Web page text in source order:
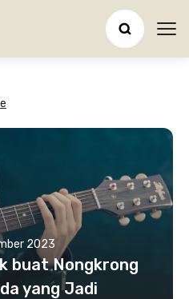
2023
buat Nongkrong
yang Jadi